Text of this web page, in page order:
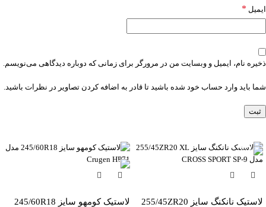
ایمیل *
ذخیره نام، ایمیل و وبسایت من در مرورگر برای زمانی که دوباره دیدگاهی می‌نویسم.
شما باید وارد حساب خود شده باشید تا قادر به اضافه کردن تصاویر در نظرات باشید.
لاستیک نانکنگ سایز 255/45ZR20
-6%
لاستیک کومهو سایز 245/60R18